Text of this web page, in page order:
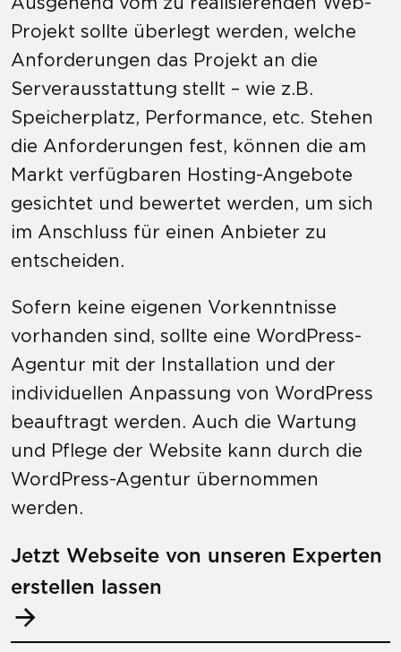
Projekt sollte überlegt werden, welche
Anforderungen das Projekt an die
Serverausstattung stellt – wie z.B.
Speicherplatz, Performance, etc. Stehen
die Anforderungen fest, können die am
Markt verfügbaren Hosting-Angebote
gesichtet und bewertet werden, um sich
im Anschluss für einen Anbieter zu
entscheiden.
Sofern keine eigenen Vorkenntnisse
vorhanden sind, sollte eine WordPress-
Agentur mit der Installation und der
individuellen Anpassung von WordPress
beauftragt werden. Auch die Wartung
und Pflege der Website kann durch die
WordPress-Agentur übernommen
werden.
Jetzt Webseite von unseren Experten
erstellen lassen